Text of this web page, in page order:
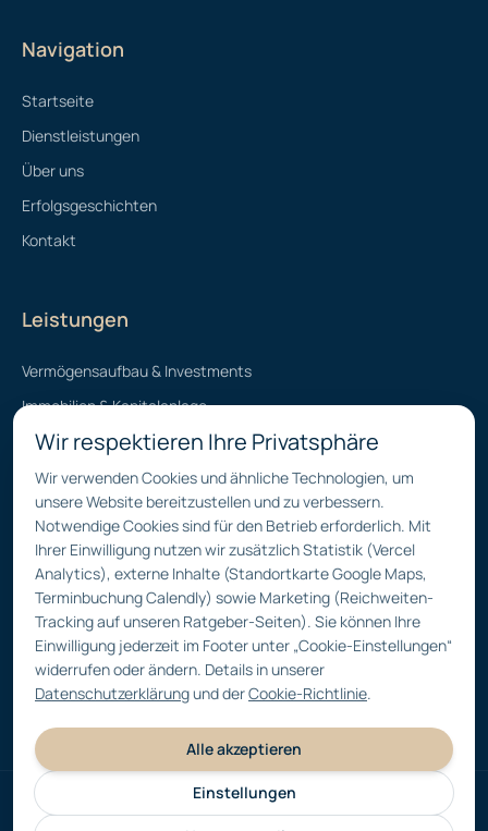
Navigation
Startseite
Dienstleistungen
Über uns
Erfolgsgeschichten
Kontakt
Leistungen
Vermögensaufbau & Investments
Immobilien & Kapitalanlage
Finanzierung & Vermarktung
Vorsorge, Erben & Schenken
Kontakt
An d. Christ-König-Kirche 10,
66119 Saarbrücken
0681 883 835 88
info@gravitas-invest.de
Gravitas Invest. Alle Rechte vorbehalten.
Wir respektieren Ihre Privatsphäre
Wir verwenden Cookies und ähnliche Technologien, um
unsere Website bereitzustellen und zu verbessern.
Notwendige Cookies sind für den Betrieb erforderlich. Mit
Ihrer Einwilligung nutzen wir zusätzlich Statistik (Vercel
Analytics), externe Inhalte (Standortkarte Google Maps,
Terminbuchung Calendly) sowie Marketing (Reichweiten-
Tracking auf unseren Ratgeber-Seiten). Sie können Ihre
Einwilligung jederzeit im Footer unter „Cookie-Einstellungen“
widerrufen oder ändern. Details in unserer
Datenschutzerklärungund derCookie-Richtlinie.
Einstellungen
Alle akzeptieren